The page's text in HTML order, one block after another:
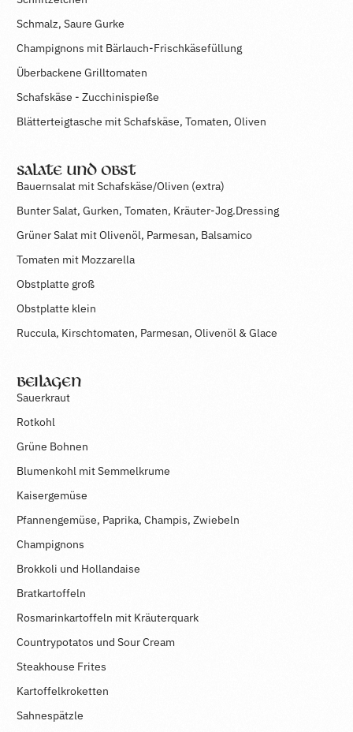
Schmalz, Saure Gurke
Champignons mit Bärlauch-Frischkäsefüllung
Überbackene Grilltomaten
Schafskäse - Zucchinispieße
Blätterteigtasche mit Schafskäse, Tomaten, Oliven
Salate und Obst
Bauernsalat mit Schafskäse/Oliven (extra)
Bunter Salat, Gurken, Tomaten, Kräuter-Jog.Dressing
Grüner Salat mit Olivenöl, Parmesan, Balsamico
Tomaten mit Mozzarella
Obstplatte groß
Obstplatte klein
Ruccula, Kirschtomaten, Parmesan, Olivenöl & Glace
Beilagen
Sauerkraut
Rotkohl
Grüne Bohnen
Blumenkohl mit Semmelkrume
Kaisergemüse
Pfannengemüse, Paprika, Champis, Zwiebeln
Champignons
Brokkoli und Hollandaise
Bratkartoffeln
Rosmarinkartoffeln mit Kräuterquark
Countrypotatos und Sour Cream
Steakhouse Frites
Kartoffelkroketten
Sahnespätzle